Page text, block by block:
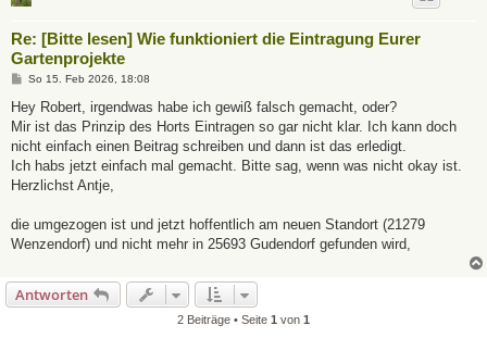
Re: [Bitte lesen] Wie funktioniert die Eintragung Eurer
Gartenprojekte
B
i
r
a
So 15. Feb 2026, 18:08
Hey Robert, irgendwas habe ich gewiß falsch gemacht, oder?
Mir ist das Prinzip des Horts Eintragen so gar nicht klar. Ich kann doch
nicht einfach einen Beitrag schreiben und dann ist das erledigt.
Ich habs jetzt einfach mal gemacht. Bitte sag, wenn was nicht okay ist.
Herzlichst Antje,
die umgezogen ist und jetzt hoffentlich am neuen Standort (21279
Wenzendorf) und nicht mehr in 25693 Gudendorf gefunden wird,
Antworten
2 Beiträge • Seite 1 von 1